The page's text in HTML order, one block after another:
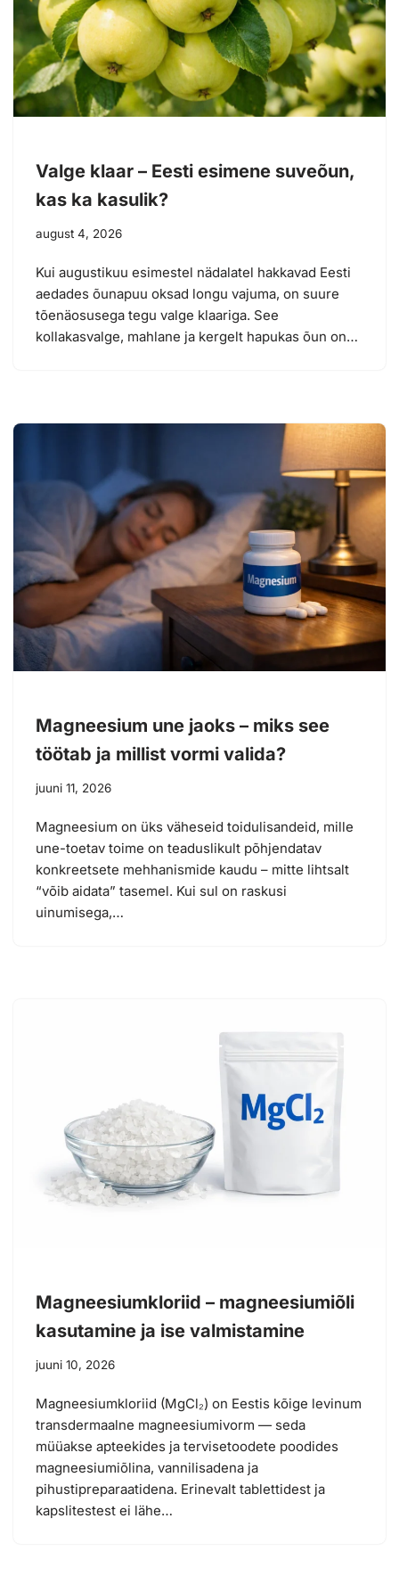
Valge klaar – Eesti esimene suveõun,
kas ka kasulik?
august 4, 2026
Kui augustikuu esimestel nädalatel hakkavad Eesti
aedades õunapuu oksad longu vajuma, on suure
tõenäosusega tegu valge klaariga. See
kollakasvalge, mahlane ja kergelt hapukas õun on…
Magneesium une jaoks – miks see
töötab ja millist vormi valida?
juuni 11, 2026
Magneesium on üks väheseid toidulisandeid, mille
une-toetav toime on teaduslikult põhjendatav
konkreetsete mehhanismide kaudu – mitte lihtsalt
“võib aidata” tasemel. Kui sul on raskusi
uinumisega,…
Magneesiumkloriid – magneesiumiõli
kasutamine ja ise valmistamine
juuni 10, 2026
Magneesiumkloriid (MgCl₂) on Eestis kõige levinum
transdermaalne magneesiumivorm — seda
müüakse apteekides ja tervisetoodete poodides
magneesiumiõlina, vannilisadena ja
pihustipreparaatidena. Erinevalt tablettidest ja
kapslitestest ei lähe…